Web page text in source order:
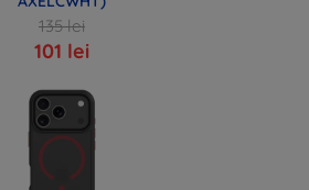
135 lei
101 lei